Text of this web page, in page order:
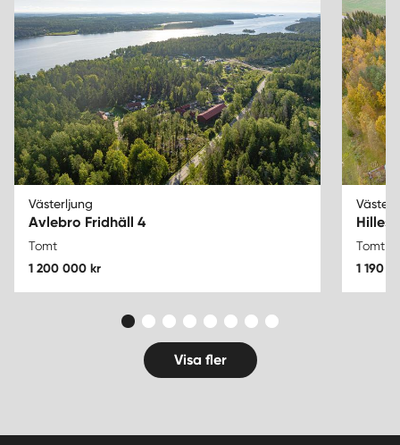
Västerljung
Avlebro Fridhäll 4
Tomt
1 200 000 kr
Tomt
1 190
Visa fler